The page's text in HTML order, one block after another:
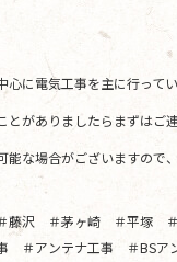
心に電気工事を主に行って
とがありましたらまずはご
能な場合がございますので
藤沢 ＃茅ヶ崎 ＃平塚
＃アンテナ工事 ＃BS